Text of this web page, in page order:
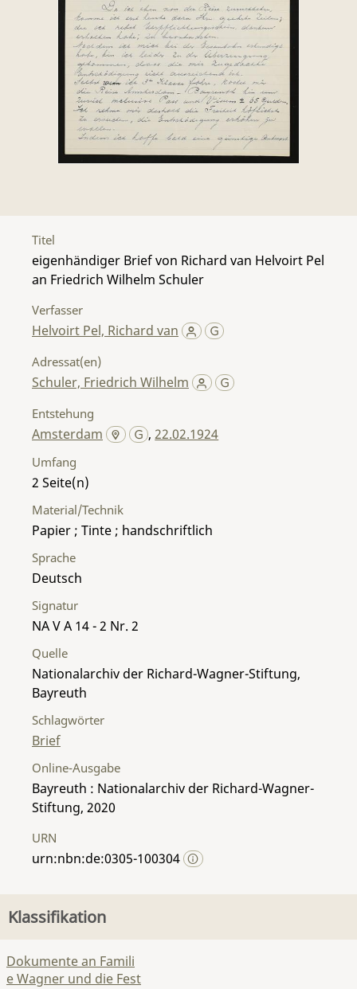
Titel
eigenhändiger Brief von Richard van Helvoirt Pel
an Friedrich Wilhelm Schuler
Verfasser
Helvoirt Pel, Richard van
Adressat(en)
Schuler, Friedrich Wilhelm
Entstehung
Amsterdam ,22.02.1924
Umfang
2
Material/Technik
Papier ; Tinte ; handschriftlich
Sprache
Deutsch
Signatur
NA V A 14 - 2 Nr. 2
Quelle
Nationalarchiv der Richard-Wagner-Stiftung,
Bayreuth
Schlagwörter
Brief
Online-Ausgabe
Bayreuth : Nationalarchiv der Richard-Wagner-
Stiftung, 2020
URN
urn:nbn:de:0305-100304
Klassifikation
Dokumente an Famili
e Wagner und die Fest